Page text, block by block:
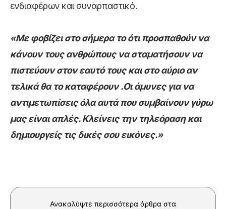
ενδιαφέρων και συναρπαστικό.
«Με φοβίζει στο σήμερα το ότι προσπαθούν να
κάνουν τους ανθρώπους να σταματήσουν να
πιστεύουν στον εαυτό τους και στο αύριο αν
τελικά θα το καταφέρουν .Οι άμυνες για να
αντιμετωπίσεις όλα αυτά που συμβαίνουν γύρω
μας είναι απλές. Κλείνεις την τηλεόραση και
δημιουργείς τις δικές σου εικόνες.»
Ανακαλύψτε περισσότερα άρθρα στα